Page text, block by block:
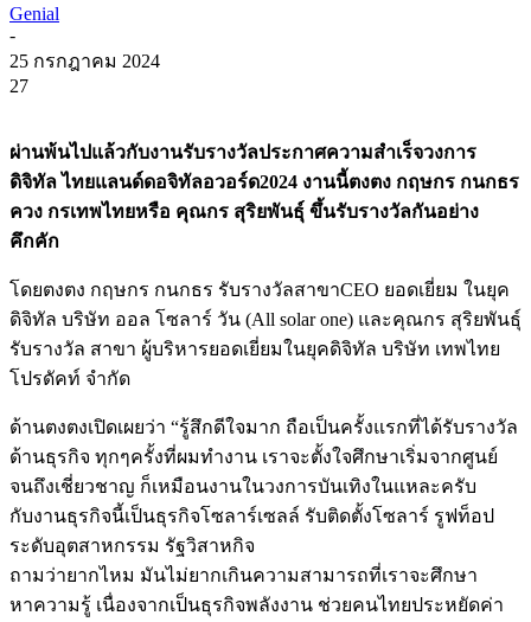
Genial
-
25 กรกฎาคม 2024
27
ผ่านพ้นไปแล้วกับงานรับรางวัลประกาศความสำเร็จวงการ
ดิจิทัล ไทยแลนด์ดอจิทัลอวอร์ด2024 งานนี้ตงตง กฤษกร กนกธร
ควง กรเทพไทยหรือ คุณกร สุริยพันธุ์ ขึ้นรับรางวัลกันอย่าง
คึกคัก
โดยตงตง กฤษกร กนกธร รับรางวัลสาขาCEO ยอดเยี่ยม ในยุค
ดิจิทัล บริษัท ออล โซลาร์ วัน (All solar one) และคุณกร สุริยพันธุ์
รับรางวัล สาขา ผู้บริหารยอดเยี่ยมในยุคดิจิทัล บริษัท เทพไทย
โปรดัคท์ จำกัด
ด้านตงตงเปิดเผยว่า “รู้สึกดีใจมาก ถือเป็นครั้งแรกที่ได้รับรางวัล
ด้านธุรกิจ ทุกๆครั้งที่ผมทำงาน เราจะตั้งใจศึกษาเริ่มจากศูนย์
จนถึงเชี่ยวชาญ ก็เหมือนงานในวงการบันเทิงในแหละครับ
กับงานธุรกิจนี้เป็นธุรกิจโซลาร์เซลล์ รับติดตั้งโซลาร์ รูฟท็อป
ระดับอุตสาหกรรม รัฐวิสาหกิจ
ถามว่ายากไหม มันไม่ยากเกินความสามารถที่เราจะศึกษา
หาความรู้ เนื่องจากเป็นธุรกิจพลังงาน ช่วยคนไทยประหยัดค่า